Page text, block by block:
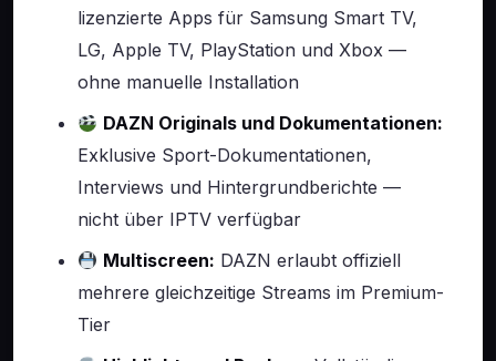
lizenzierte Apps für Samsung Smart TV,
LG, Apple TV, PlayStation und Xbox —
ohne manuelle Installation
DAZN Originals und Dokumentationen:
Exklusive Sport-Dokumentationen,
Interviews und Hintergrundberichte —
nicht über IPTV verfügbar
Multiscreen: DAZN erlaubt offiziell
mehrere gleichzeitige Streams im Premium-
Tier